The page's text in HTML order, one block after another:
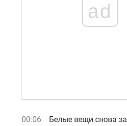
ad
00:06
Белые вещи снова